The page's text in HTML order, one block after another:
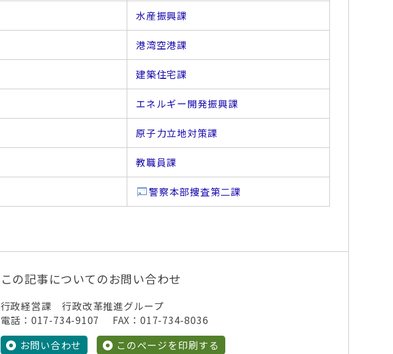
水産振興課
港湾空港課
建築住宅課
エネルギー開発振興課
原子力立地対策課
教職員課
警察本部捜査第二課
この記事についてのお問い合わせ
行政経営課 行政改革推進グループ
電話：017-734-9107 FAX：017-734-8036
お問い合わせ
このページを印刷する